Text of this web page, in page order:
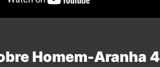
Homem-Aranha 4